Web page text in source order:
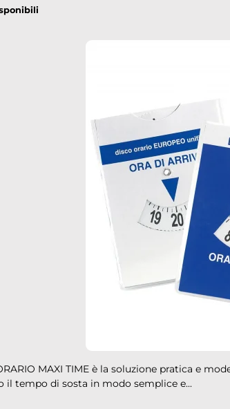
MAXI TIME è la soluzione pratica e
il tempo di sosta in modo semplice e...